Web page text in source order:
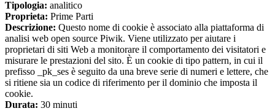
Tipologia: analitico
Proprieta: Prime Parti
Descrizione: Questo nome di cookie è associato alla piattaforma di
analisi web open source Piwik. Viene utilizzato per aiutare i
proprietari di siti Web a monitorare il comportamento dei visitatori e
misurare le prestazioni del sito. È un cookie di tipo pattern, in cui il
prefisso _pk_ses è seguito da una breve serie di numeri e lettere, che
si ritiene sia un codice di riferimento per il dominio che imposta il
cookie.
Durata: 30 minuti